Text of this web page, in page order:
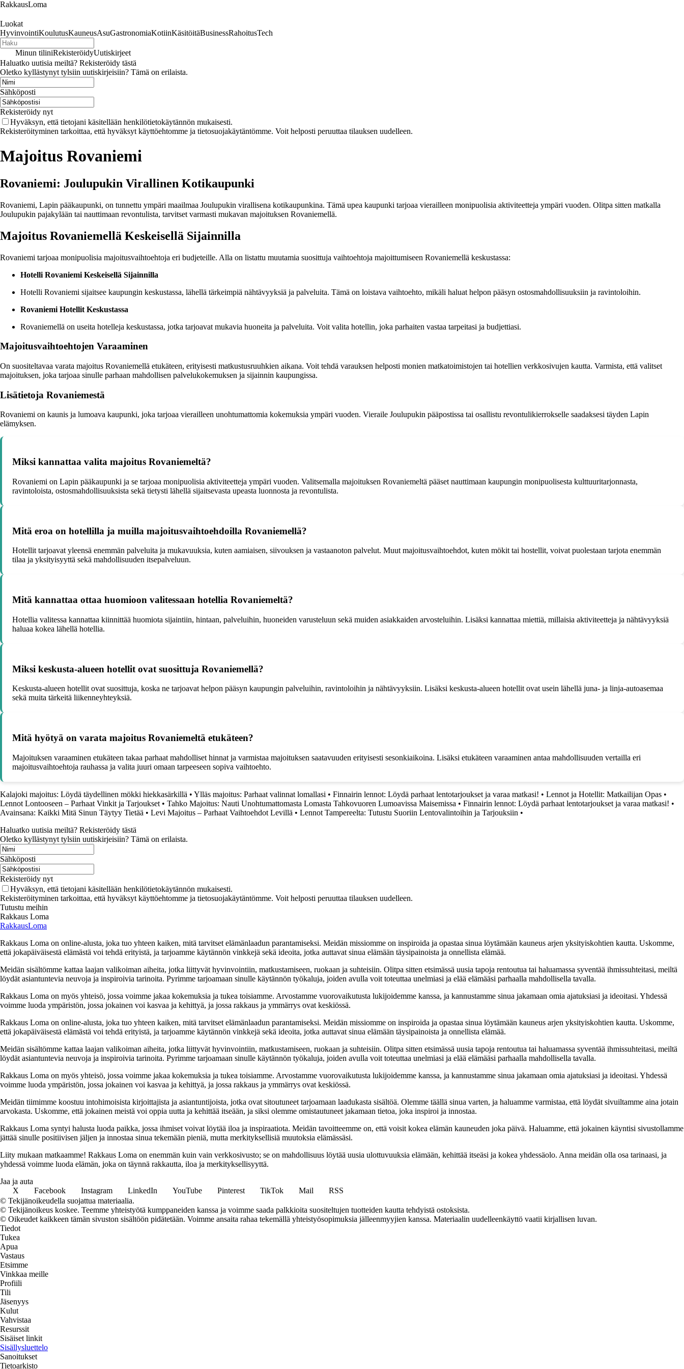
RakkausLoma
Luokat
HyvinvointiKoulutusKauneusAsuGastronomiaKotiinKäsitöitäBusinessRahoitusTech
Minun tiliniRekisteröidyUutiskirjeet
Haluatko uutisia meiltä? Rekisteröidy tästä
Oletko kyllästynyt tylsiin uutiskirjeisiin? Tämä on erilaista.
Sähköposti
Rekisteröidy nyt
Hyväksyn, että tietojani käsitellään henkilötietokäytännön mukaisesti.
Rekisteröityminen tarkoittaa, että hyväksyt käyttöehtomme ja tietosuojakäytäntömme. Voit helposti peruuttaa tilauksen uudelleen.
Majoitus Rovaniemi
Rovaniemi: Joulupukin Virallinen Kotikaupunki
Rovaniemi, Lapin pääkaupunki, on tunnettu ympäri maailmaa Joulupukin virallisena kotikaupunkina. Tämä upea kaupunki tarjoaa vierailleen monipuolisia aktiviteetteja ympäri vuoden. Olitpa sitten matkalla
Joulupukin pajakylään tai nauttimaan revontulista, tarvitset varmasti mukavan majoituksen Rovaniemellä.
Majoitus Rovaniemellä Keskeisellä Sijainnilla
Rovaniemi tarjoaa monipuolisia majoitusvaihtoehtoja eri budjeteille. Alla on listattu muutamia suosittuja vaihtoehtoja majoittumiseen Rovaniemellä keskustassa:
Hotelli Rovaniemi Keskeisellä Sijainnilla
Hotelli Rovaniemi sijaitsee kaupungin keskustassa, lähellä tärkeimpiä nähtävyyksiä ja palveluita. Tämä on loistava vaihtoehto, mikäli haluat helpon pääsyn ostosmahdollisuuksiin ja ravintoloihin.
Rovaniemi Hotellit Keskustassa
Rovaniemellä on useita hotelleja keskustassa, jotka tarjoavat mukavia huoneita ja palveluita. Voit valita hotellin, joka parhaiten vastaa tarpeitasi ja budjettiasi.
Majoitusvaihtoehtojen Varaaminen
On suositeltavaa varata majoitus Rovaniemellä etukäteen, erityisesti matkustusruuhkien aikana. Voit tehdä varauksen helposti monien matkatoimistojen tai hotellien verkkosivujen kautta. Varmista, että valitset
majoituksen, joka tarjoaa sinulle parhaan mahdollisen palvelukokemuksen ja sijainnin kaupungissa.
Lisätietoja Rovaniemestä
Rovaniemi on kaunis ja lumoava kaupunki, joka tarjoaa vierailleen unohtumattomia kokemuksia ympäri vuoden. Vieraile Joulupukin pääpostissa tai osallistu revontulikierrokselle saadaksesi täyden Lapin
elämyksen.
Miksi kannattaa valita majoitus Rovaniemeltä?
Rovaniemi on Lapin pääkaupunki ja se tarjoaa monipuolisia aktiviteetteja ympäri vuoden. Valitsemalla majoituksen Rovaniemeltä pääset nauttimaan kaupungin monipuolisesta kulttuuritarjonnasta,
ravintoloista, ostosmahdollisuuksista sekä tietysti lähellä sijaitsevasta upeasta luonnosta ja revontulista.
Mitä eroa on hotellilla ja muilla majoitusvaihtoehdoilla Rovaniemellä?
Hotellit tarjoavat yleensä enemmän palveluita ja mukavuuksia, kuten aamiaisen, siivouksen ja vastaanoton palvelut. Muut majoitusvaihtoehdot, kuten mökit tai hostellit, voivat puolestaan tarjota enemmän
tilaa ja yksityisyyttä sekä mahdollisuuden itsepalveluun.
Mitä kannattaa ottaa huomioon valitessaan hotellia Rovaniemeltä?
Hotellia valitessa kannattaa kiinnittää huomiota sijaintiin, hintaan, palveluihin, huoneiden varusteluun sekä muiden asiakkaiden arvosteluihin. Lisäksi kannattaa miettiä, millaisia aktiviteetteja ja nähtävyyksiä
haluaa kokea lähellä hotellia.
Miksi keskusta-alueen hotellit ovat suosittuja Rovaniemellä?
Keskusta-alueen hotellit ovat suosittuja, koska ne tarjoavat helpon pääsyn kaupungin palveluihin, ravintoloihin ja nähtävyyksiin. Lisäksi keskusta-alueen hotellit ovat usein lähellä juna- ja linja-autoasemaa
sekä muita tärkeitä liikenneyhteyksiä.
Mitä hyötyä on varata majoitus Rovaniemeltä etukäteen?
Majoituksen varaaminen etukäteen takaa parhaat mahdolliset hinnat ja varmistaa majoituksen saatavuuden erityisesti sesonkiaikoina. Lisäksi etukäteen varaaminen antaa mahdollisuuden vertailla eri
majoitusvaihtoehtoja rauhassa ja valita juuri omaan tarpeeseen sopiva vaihtoehto.
Kalajoki majoitus: Löydä täydellinen mökki hiekkasärkillä • Ylläs majoitus: Parhaat valinnat lomallasi • Finnairin lennot: Löydä parhaat lentotarjoukset ja varaa matkasi! • Lennot ja Hotellit: Matkailijan Opas •
Lennot Lontooseen – Parhaat Vinkit ja Tarjoukset • Tahko Majoitus: Nauti Unohtumattomasta Lomasta Tahkovuoren Lumoavissa Maisemissa • Finnairin lennot: Löydä parhaat lentotarjoukset ja varaa matkasi! •
Avainsana: Kaikki Mitä Sinun Täytyy Tietää • Levi Majoitus – Parhaat Vaihtoehdot Levillä • Lennot Tampereelta: Tutustu Suoriin Lentovalintoihin ja Tarjouksiin •
Haluatko uutisia meiltä? Rekisteröidy tästä
Oletko kyllästynyt tylsiin uutiskirjeisiin? Tämä on erilaista.
Sähköposti
Rekisteröidy nyt
Hyväksyn, että tietojani käsitellään henkilötietokäytännön mukaisesti.
Rekisteröityminen tarkoittaa, että hyväksyt käyttöehtomme ja tietosuojakäytäntömme. Voit helposti peruuttaa tilauksen uudelleen.
Tutustu meihin
Rakkaus Loma
RakkausLoma
Rakkaus Loma on online-alusta, joka tuo yhteen kaiken, mitä tarvitset elämänlaadun parantamiseksi. Meidän missiomme on inspiroida ja opastaa sinua löytämään kauneus arjen yksityiskohtien kautta. Uskomme,
että jokapäiväisestä elämästä voi tehdä erityistä, ja tarjoamme käytännön vinkkejä sekä ideoita, jotka auttavat sinua elämään täysipainoista ja onnellista elämää.
Meidän sisältömme kattaa laajan valikoiman aiheita, jotka liittyvät hyvinvointiin, matkustamiseen, ruokaan ja suhteisiin. Olitpa sitten etsimässä uusia tapoja rentoutua tai haluamassa syventää ihmissuhteitasi, meiltä
löydät asiantuntevia neuvoja ja inspiroivia tarinoita. Pyrimme tarjoamaan sinulle käytännön työkaluja, joiden avulla voit toteuttaa unelmiasi ja elää elämääsi parhaalla mahdollisella tavalla.
Rakkaus Loma on myös yhteisö, jossa voimme jakaa kokemuksia ja tukea toisiamme. Arvostamme vuorovaikutusta lukijoidemme kanssa, ja kannustamme sinua jakamaan omia ajatuksiasi ja ideoitasi. Yhdessä
voimme luoda ympäristön, jossa jokainen voi kasvaa ja kehittyä, ja jossa rakkaus ja ymmärrys ovat keskiössä.
Rakkaus Loma on online-alusta, joka tuo yhteen kaiken, mitä tarvitset elämänlaadun parantamiseksi. Meidän missiomme on inspiroida ja opastaa sinua löytämään kauneus arjen yksityiskohtien kautta. Uskomme,
että jokapäiväisestä elämästä voi tehdä erityistä, ja tarjoamme käytännön vinkkejä sekä ideoita, jotka auttavat sinua elämään täysipainoista ja onnellista elämää.
Meidän sisältömme kattaa laajan valikoiman aiheita, jotka liittyvät hyvinvointiin, matkustamiseen, ruokaan ja suhteisiin. Olitpa sitten etsimässä uusia tapoja rentoutua tai haluamassa syventää ihmissuhteitasi, meiltä
löydät asiantuntevia neuvoja ja inspiroivia tarinoita. Pyrimme tarjoamaan sinulle käytännön työkaluja, joiden avulla voit toteuttaa unelmiasi ja elää elämääsi parhaalla mahdollisella tavalla.
Rakkaus Loma on myös yhteisö, jossa voimme jakaa kokemuksia ja tukea toisiamme. Arvostamme vuorovaikutusta lukijoidemme kanssa, ja kannustamme sinua jakamaan omia ajatuksiasi ja ideoitasi. Yhdessä
voimme luoda ympäristön, jossa jokainen voi kasvaa ja kehittyä, ja jossa rakkaus ja ymmärrys ovat keskiössä.
Meidän tiimimme koostuu intohimoisista kirjoittajista ja asiantuntijoista, jotka ovat sitoutuneet tarjoamaan laadukasta sisältöä. Olemme täällä sinua varten, ja haluamme varmistaa, että löydät sivuiltamme aina jotain
arvokasta. Uskomme, että jokainen meistä voi oppia uutta ja kehittää itseään, ja siksi olemme omistautuneet jakamaan tietoa, joka inspiroi ja innostaa.
Rakkaus Loma syntyi halusta luoda paikka, jossa ihmiset voivat löytää iloa ja inspiraatiota. Meidän tavoitteemme on, että voisit kokea elämän kauneuden joka päivä. Haluamme, että jokainen käyntisi sivustollamme
jättää sinulle positiivisen jäljen ja innostaa sinua tekemään pieniä, mutta merkityksellisiä muutoksia elämässäsi.
Liity mukaan matkaamme! Rakkaus Loma on enemmän kuin vain verkkosivusto; se on mahdollisuus löytää uusia ulottuvuuksia elämään, kehittää itseäsi ja kokea yhdessäolo. Anna meidän olla osa tarinaasi, ja
yhdessä voimme luoda elämän, joka on täynnä rakkautta, iloa ja merkityksellisyyttä.
Jaa ja auta
X
Facebook Instagram LinkedIn YouTube Pinterest TikTok Mail
RSS
© Tekijänoikeudella suojattua materiaalia.
© Tekijänoikeus koskee. Teemme yhteistyötä kumppaneiden kanssa ja voimme saada palkkioita suositeltujen tuotteiden kautta tehdyistä ostoksista.
© Oikeudet kaikkeen tämän sivuston sisältöön pidätetään. Voimme ansaita rahaa tekemällä yhteistyösopimuksia jälleenmyyjien kanssa. Materiaalin uudelleenkäyttö vaatii kirjallisen luvan.
Tiedot
Tukea
Apua
Vastaus
Etsimme
Vinkkaa meille
Profiili
Tili
Jäsenyys
Kulut
Vahvistaa
Resurssit
Sisäiset linkit
Sisällysluettelo
Sanoitukset
Tietoarkisto